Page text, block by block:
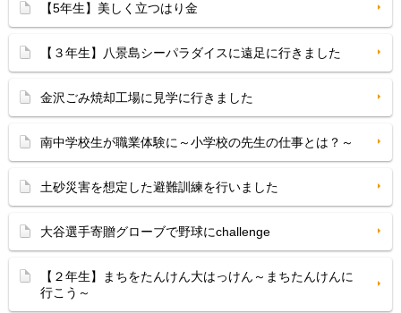
【5年生】美しく立つはり金
【３年生】八景島シーパラダイスに遠足に行きました
金沢ごみ焼却工場に見学に行きました
南中学校生が職業体験に～小学校の先生の仕事とは？～
土砂災害を想定した避難訓練を行いました
大谷選手寄贈グローブで野球にchallenge
【２年生】まちをたんけん大はっけん～まちたんけんに
行こう～